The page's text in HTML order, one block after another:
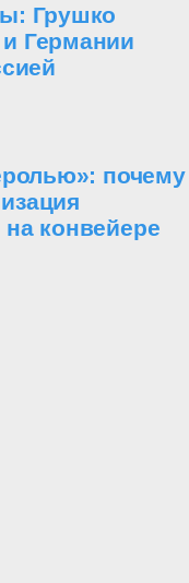
Грушко
Германии
почему
конвейере